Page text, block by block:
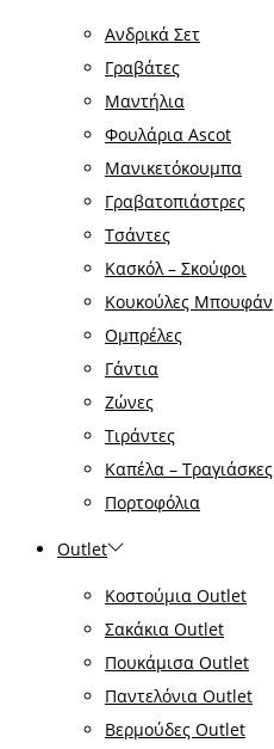
Ανδρικά Σετ
Γραβάτες
Μαντήλια
Φουλάρια Ascot
Μανικετόκουμπα
Γραβατοπιάστρες
Τσάντες
Κασκόλ – Σκούφοι
Κουκούλες Μπουφάν
Ομπρέλες
Γάντια
Ζώνες
Τιράντες
Καπέλα – Τραγιάσκες
Πορτοφόλια
Outlet
Κοστούμια Outlet
Σακάκια Outlet
Πουκάμισα Outlet
Παντελόνια Outlet
Βερμούδες Outlet